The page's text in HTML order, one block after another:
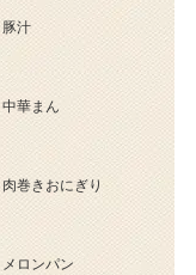
豚汁
中華まん
肉巻きおにぎり
メロンパン